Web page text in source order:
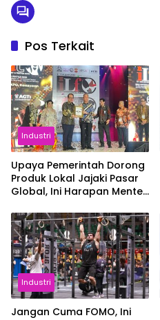
Pos Terkait
Industri
Upaya Pemerintah Dorong
Produk Lokal Jajaki Pasar
Global, Ini Harapan Menteri
dan IGT Expo 2026
Industri
Jangan Cuma FOMO, Ini